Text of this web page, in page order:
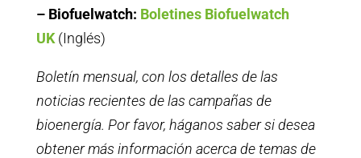
– Biofuelwatch: Boletines Biofuelwatch
UK (Inglés)
Boletín mensual, con los detalles de las
noticias recientes de las campañas de
bioenergía. Por favor, háganos saber si desea
obtener más información acerca de temas de